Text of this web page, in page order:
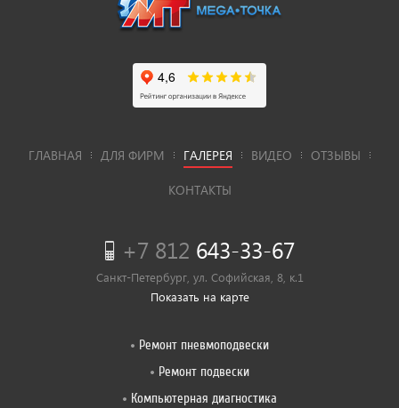
ГЛАВНАЯ ДЛЯ ФИРМ ГАЛЕРЕЯ ВИДЕО ОТЗЫВЫ
КОНТАКТЫ
+7 812 643-33-67
Санкт-Петербург, ул. Софийская, 8, к.1
Показать на карте
Ремонт пневмоподвески
Ремонт подвески
Компьютерная диагностика